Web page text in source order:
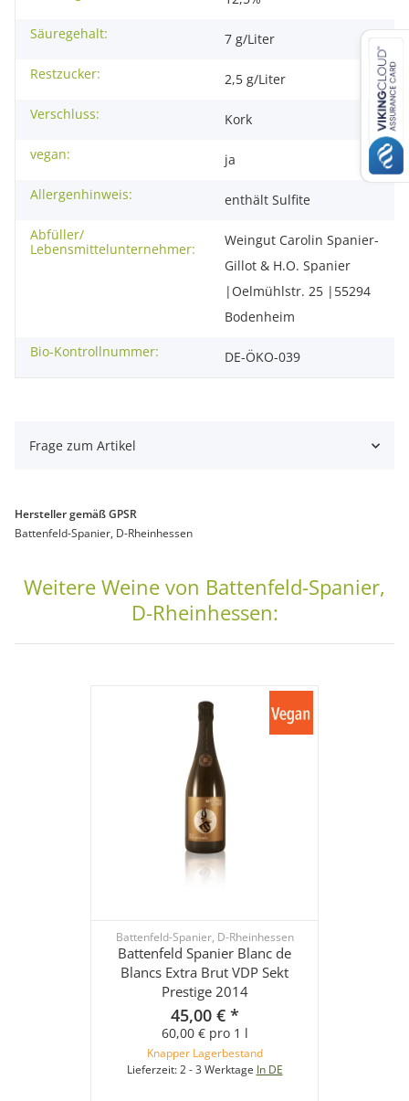
Säuregehalt:
7 g/Liter
Restzucker:
2,5 g/Liter
Verschluss:
Kork
vegan:
ja
Allergenhinweis:
enthält Sulfite
Abfüller/
Lebensmittelunternehmer:
Weingut Carolin Spanier-
Gillot & H.O. Spanier
|Oelmühlstr. 25 |55294
Bodenheim
Bio-Kontrollnummer:
DE-ÖKO-039
Frage zum Artikel
Hersteller gemäß GPSR
Battenfeld-Spanier, D-Rheinhessen
Weitere Weine von Battenfeld-Spanier,
D-Rheinhessen:
Battenfeld-Spanier, D-Rheinhessen
Battenfeld Spanier Blanc de
Blancs Extra Brut VDP Sekt
Prestige 2014
45,00 € *
60,00 € pro 1 l
Knapper Lagerbestand
Lieferzeit:2 - 3 Werktage In DE